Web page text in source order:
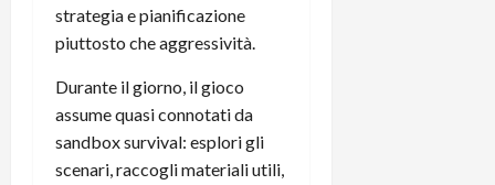
strategia e pianificazione
piuttosto che aggressività.
Durante il giorno, il gioco
assume quasi connotati da
sandbox survival: esplori gli
scenari, raccogli materiali utili,